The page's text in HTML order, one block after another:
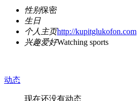
性别保密
生日
个人主页http://kupitglukofon.com
兴趣爱好Watching sports
动态
现在还没有动态